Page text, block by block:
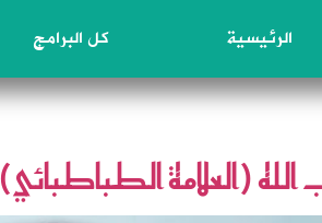
الرئيسية كل البرامج
عرفان
(العلامة الطباطبائي)